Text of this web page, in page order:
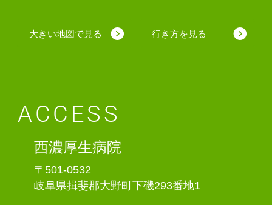
大きい地図で見る 行き方を見る
ACCESS
西濃厚生病院
〒501-0532
岐阜県揖斐郡大野町下磯293番地1